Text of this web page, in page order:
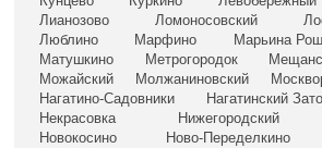
Лианозово
Ломоносовский
Люблино
Марфино Марьина
Матушкино
Метрогородок
Можайский
Молжаниновский
Нагатино-Садовники
Нагатинский
Некрасовка
Нижегородский
Новокосино
Ново-Переделкино